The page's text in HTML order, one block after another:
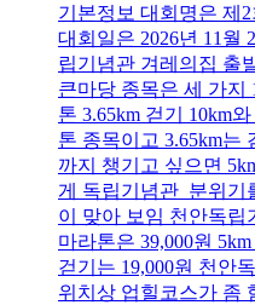
기본정보 대회명은 제
대회일은 2026년 11월
립기념관 겨레의집 출
큰마당 종목은 세 가지
톤 3.65km 걷기 10km
톤 종목이고 3.65km는
까지 챙기고 싶으면
게 독립기념관 분위기
이 맞아 보임 천안독립
마라톤은 39,000원
걷기는 19,000원 천안
위치상 업힐코스가 좀